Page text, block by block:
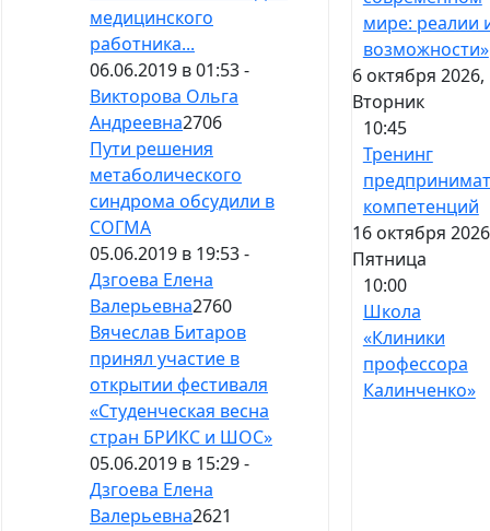
медицинского
работника...
06.06.2019 в 01:53 -
Викторова Ольга
Андреевна2706
Пути решения
метаболического
синдрома обсудили в
СОГМА
05.06.2019 в 19:53 -
Дзгоева Елена
Валерьевна2760
Вячеслав Битаров
принял участие в
открытии фестиваля
«Студенческая весна
стран БРИКС и ШОС»
05.06.2019 в 15:29 -
Дзгоева Елена
Валерьевна2621
мире: реалии
возможности»
6 октября 2026,
Вторник
10:45
Тренинг
компетенций
16 октября
Пятница
10:00
Школа
«Клиники
профессора
Калинченко»